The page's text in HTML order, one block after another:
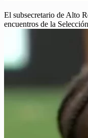
El subsecretario de Alto
encuentros de la